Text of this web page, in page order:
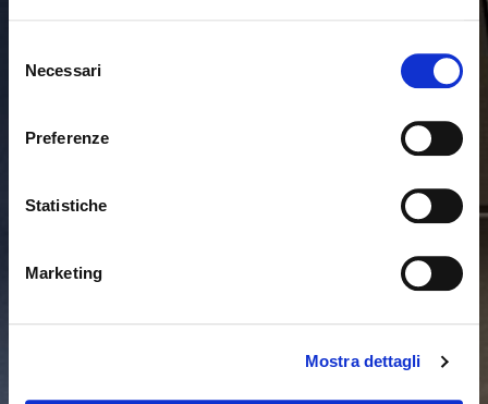
delNecessari
Preferenze
Statistiche
Marketing
Mostra dettagli
Seems like you’re browsing from Close
International. Would you like to switch to the site in